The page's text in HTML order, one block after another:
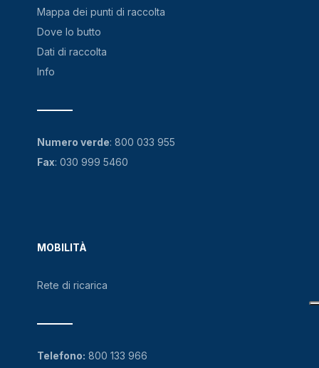
Mappa dei punti di raccolta
Dove lo butto
Dati di raccolta
Info
MOBILITÀ
Rete di ricarica
Numero verde: 800 033 955
Fax: 030 999 5460
Telefono: 800 133 966